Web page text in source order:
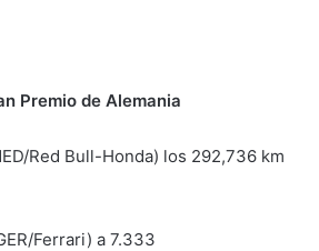
Premio de Alemania
Red Bull-Honda) los 292,736 km
Ferrari) a 7.333